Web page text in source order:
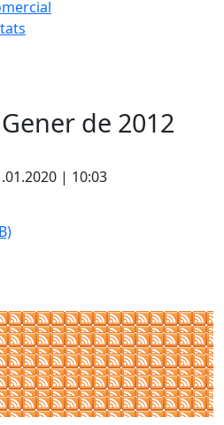
de 2012
| 10:03